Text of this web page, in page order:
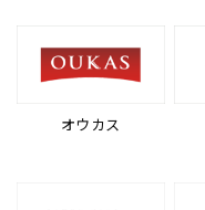
オウカス